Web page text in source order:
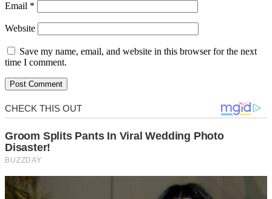
Email *
Website
Save my name, email, and website in this browser for the next
time I comment.